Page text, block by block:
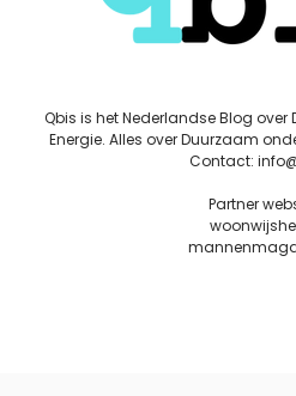
Qbis is het Nederlandse Blog over
Energie. Alles over Duurzaam
Contact:
Partner